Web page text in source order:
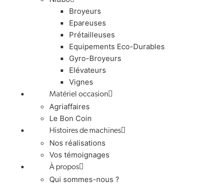
Broyeurs
Epareuses
Prétailleuses
Equipements Eco-Durables
Gyro-Broyeurs
Elévateurs
Vignes
Matériel occasion
Agriaffaires
Le Bon Coin
Histoires de machines
Nos réalisations
Vos témoignages
À propos
Qui sommes-nous ?